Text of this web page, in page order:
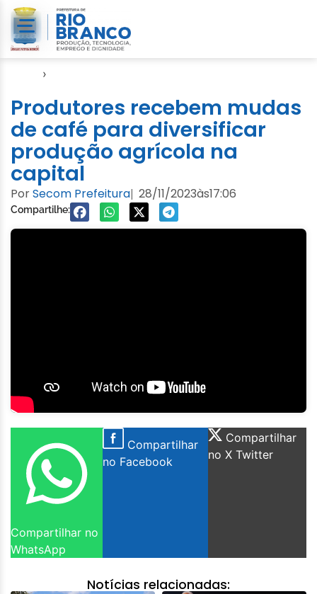
›
Produtores recebem mudas
de café para diversificar
produção agrícola na
capital
PorSecom Prefeitura| 28/11/2023às17:06
Compartilhe:
Compartilhar no
WhatsApp
Compartilhar
no Facebook
Compartilhar
no X Twitter
Notícias relacionadas: